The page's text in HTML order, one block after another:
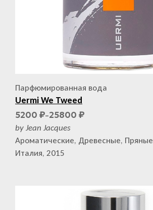
Парфюмированная вода
Uermi We Tweed
5200 ₽–25800 ₽
by Jean Jacques
Ароматические, Древесные, Пряные
Италия, 2015